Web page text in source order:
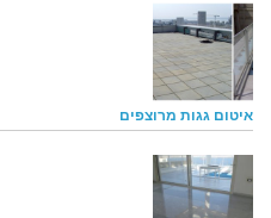
איטום גגות מרוצפים